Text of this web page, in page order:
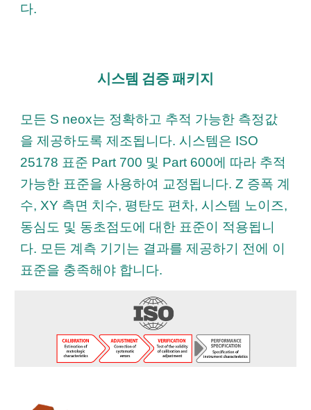
다.
시스템 검증 패키지
모든 S neox는 정확하고 추적 가능한 측정값
을 제공하도록 제조됩니다. 시스템은 ISO
25178 표준 Part 700 및 Part 600에 따라 추적
가능한 표준을 사용하여 교정됩니다. Z 증폭 계
수, XY 측면 치수, 평탄도 편차, 시스템 노이즈,
동심도 및 동초점도에 대한 표준이 적용됩니
다. 모든 계측 기기는 결과를 제공하기 전에 이
표준을 충족해야 합니다.